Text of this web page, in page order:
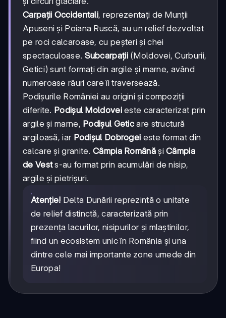
Carpații Occidentali, reprezentați de Munții
Apuseni și Poiana Ruscă, au un relief dezvoltat
pe roci calcaroase, cu peșteri și chei
spectaculoase. Subcarpații(Moldovei, Curburii,
Getici) sunt formați din argile și marne, având
numeroase râuri care îi traversează.
Podișurile României au origini și compoziții
diferite. Podișul Moldoveieste caracterizat prin
argile și marne, Podișul Getic are structură
argiloasă, iar Podișul Dobrogei este format din
calcare și granite.Câmpia RomânășiCâmpia
de Vests-au format prin acumulări de nisip,
argile și pietrișuri.
Atenție! Delta Dunării reprezintă o unitate
de relief distinctă, caracterizată prin
prezența lacurilor, nisipurilor și mlaștinilor,
fiind un ecosistem unic în România și una
dintre cele mai importante zone umede din
Europa!